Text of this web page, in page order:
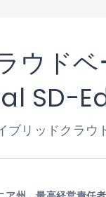
ウド
SD-
ブリッドクラ